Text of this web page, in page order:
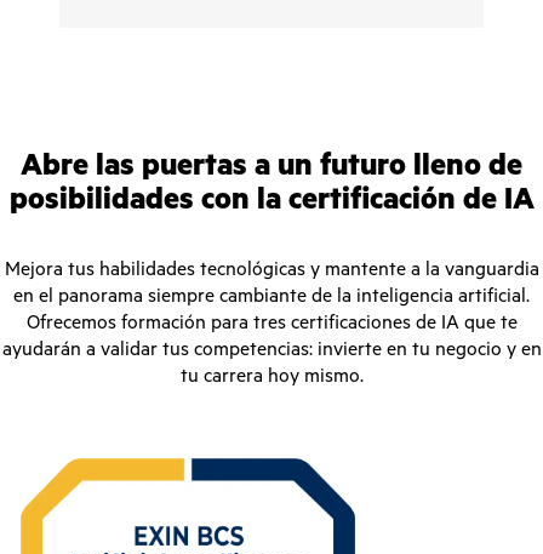
Abre las puertas a un futuro lleno de
posibilidades con la certificación de IA
Mejora tus habilidades tecnológicas y mantente a la vanguardia
en el panorama siempre cambiante de la inteligencia artificial.
Ofrecemos formación para tres certificaciones de IA que te
ayudarán a validar tus competencias: invierte en tu negocio y en
tu carrera hoy mismo.